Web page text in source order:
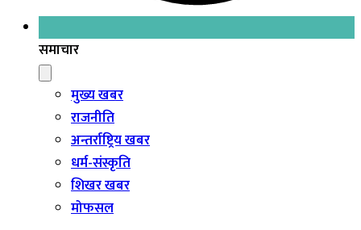
समाचार
मुख्य खबर
राजनीति
अन्तर्राष्ट्रिय खबर
धर्म-संस्कृति
शिखर खबर
मोफसल